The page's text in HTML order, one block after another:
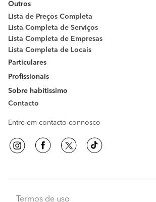
Outros
Lista de Preços Completa
Lista Completa de Serviços
Lista Completa de Empresas
Lista Completa de Locais
Particulares
Profissionais
Sobre habitissimo
Contacto
Entre em contacto connosco
Termos de uso